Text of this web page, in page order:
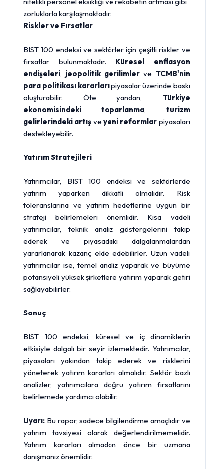
nitelikli personel eksikliği ve rekabetin artması gibi
zorluklarla karşılaşmaktadır.
Riskler ve Fırsatlar
BIST 100 endeksi ve sektörler için çeşitli riskler ve
fırsatlar bulunmaktadır. Küresel enflasyon
endişeleri, jeopolitik gerilimler ve TCMB'nin
para politikası kararlarıpiyasalar üzerinde baskı
oluşturabilir. Öte yandan, Türkiye
ekonomisindeki toparlanma, turizm
gelirlerindeki artış ve yeni reformlar piyasaları
destekleyebilir.
Yatırım Stratejileri
Yatırımcılar, BIST 100 endeksi ve sektörlerde
yatırım yaparken dikkatli olmalıdır. Risk
toleranslarına ve yatırım hedeflerine uygun bir
strateji belirlemeleri önemlidir. Kısa vadeli
yatırımcılar, teknik analiz göstergelerini takip
ederek ve piyasadaki dalgalanmalardan
yararlanarak kazanç elde edebilirler. Uzun vadeli
yatırımcılar ise, temel analiz yaparak ve büyüme
potansiyeli yüksek şirketlere yatırım yaparak getiri
sağlayabilirler.
Sonuç
BIST 100 endeksi, küresel ve iç dinamiklerin
etkisiyle dalgalı bir seyir izlemektedir. Yatırımcılar,
piyasaları yakından takip ederek ve risklerini
yöneterek yatırım kararları almalıdır. Sektör bazlı
analizler, yatırımcılara doğru yatırım fırsatlarını
belirlemede yardımcı olabilir.
Uyarı: Bu rapor, sadece bilgilendirme amaçlıdır ve
yatırım tavsiyesi olarak değerlendirilmemelidir.
Yatırım kararları almadan önce bir uzmana
danışmanız önemlidir.